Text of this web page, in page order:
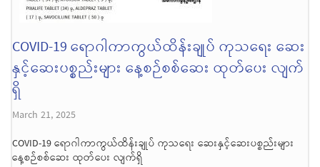
COVID-19 ရောဂါကာကွယ်ထိန်းချုပ် ကုသရေး ဆေး
နှင့်ဆေးပစ္စည်းများ နေ့စဉ်စစ်ဆေး ထုတ်ပေး လျက်
ရှိ
March 21, 2025
COVID-19 ရောဂါကာကွယ်ထိန်းချုပ် ကုသရေး ဆေးနှင့်ဆေးပစ္စည်းများ
နေ့စဉ်စစ်ဆေး ထုတ်ပေး လျက်ရှိ